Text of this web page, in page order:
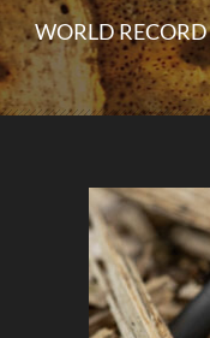
Français
WORLD